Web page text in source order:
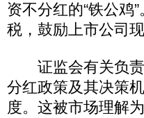
资不分红的“铁公鸡
税，鼓励上市公司现
证监会有关负责
分红政策及其决策
度。这被市场理解